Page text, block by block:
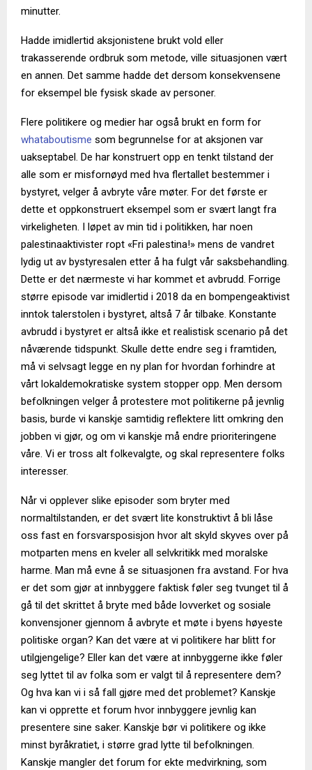
minutter.
Hadde imidlertid aksjonistene brukt vold eller
trakasserende ordbruk som metode, ville situasjonen vært
en annen. Det samme hadde det dersom konsekvensene
for eksempel ble fysisk skade av personer.
Flere politikere og medier har også brukt en form for
whataboutisme som begrunnelse for at aksjonen var
uakseptabel. De har konstruert opp en tenkt tilstand der
alle som er misfornøyd med hva flertallet bestemmer i
bystyret, velger å avbryte våre møter. For det første er
dette et oppkonstruert eksempel som er svært langt fra
virkeligheten. I løpet av min tid i politikken, har noen
palestinaaktivister ropt «Fri palestina!» mens de vandret
lydig ut av bystyresalen etter å ha fulgt vår saksbehandling.
Dette er det nærmeste vi har kommet et avbrudd. Forrige
større episode var imidlertid i 2018 da en bompengeaktivist
inntok talerstolen i bystyret, altså 7 år tilbake. Konstante
avbrudd i bystyret er altså ikke et realistisk scenario på det
nåværende tidspunkt. Skulle dette endre seg i framtiden,
må vi selvsagt legge en ny plan for hvordan forhindre at
vårt lokaldemokratiske system stopper opp. Men dersom
befolkningen velger å protestere mot politikerne på jevnlig
basis, burde vi kanskje samtidig reflektere litt omkring den
jobben vi gjør, og om vi kanskje må endre prioriteringene
våre. Vi er tross alt folkevalgte, og skal representere folks
interesser.
Når vi opplever slike episoder som bryter med
normaltilstanden, er det svært lite konstruktivt å bli låse
oss fast en forsvarsposisjon hvor alt skyld skyves over på
motparten mens en kveler all selvkritikk med moralske
harme. Man må evne å se situasjonen fra avstand. For hva
er det som gjør at innbyggere faktisk føler seg tvunget til å
gå til det skrittet å bryte med både lovverket og sosiale
konvensjoner gjennom å avbryte et møte i byens høyeste
politiske organ? Kan det være at vi politikere har blitt for
utilgjengelige? Eller kan det være at innbyggerne ikke føler
seg lyttet til av folka som er valgt til å representere dem?
Og hva kan vi i så fall gjøre med det problemet? Kanskje
kan vi opprette et forum hvor innbyggere jevnlig kan
presentere sine saker. Kanskje bør vi politikere og ikke
minst byråkratiet, i større grad lytte til befolkningen.
Kanskje mangler det forum for ekte medvirkning, som